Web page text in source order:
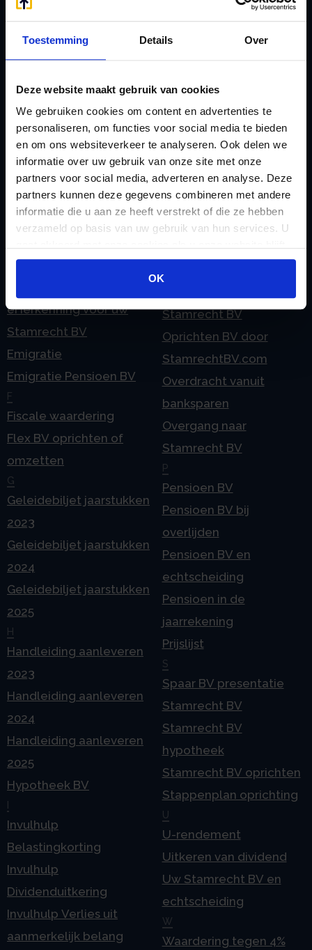
Toestemming Details Over
Deze website maakt gebruik van cookies
We gebruiken cookies om content en advertenties te
personaliseren, om functies voor social media te bieden
en om ons websiteverkeer te analyseren. Ook delen we
informatie over uw gebruik van onze site met onze
partners voor social media, adverteren en analyse. Deze
partners kunnen deze gegevens combineren met andere
informatie die u aan ze heeft verstrekt of die ze hebben
verzameld op basis van uw gebruik van hun services. U
gebruiken.
OK
Afkoop Stamrecht
rekeningnummer
Checklist IB 2023 (PDF)
Checklist IB 2023 (Word)
Checklist IB 2024 (PDF)
Checklist IB 2024 (Word)
Checklist IB 2025 (PDF)
Checklist IB 2025 (Word)
eHerkenning voor uw
Stamrecht BV
Emigratie
Emigratie Pensioen BV
F
Fiscale waardering
Flex BV oprichten of
omzetten
G
Geleidebiljet jaarstukken
2023
Geleidebiljet jaarstukken
2024
Geleidebiljet jaarstukken
2025
H
Handleiding aanleveren
2023
Handleiding aanleveren
2024
Handleiding aanleveren
2025
Hypotheek BV
Invulhulp
Belastingkorting
Invulhulp
Dividenduitkering
Invulhulp Verlies uit
aanmerkelijk belang
Lenen van de BV
verzorgen
M
Mogelijkheden
Stamrecht BV
ODV BV
Ontbinden Stamrecht
Stamrecht BV
Oprichten BV door
StamrechtBV.com
Overdracht vanuit
banksparen
Overgang naar
Stamrecht BV
P
Pensioen BV
Pensioen BV bij
overlijden
Pensioen BV en
echtscheiding
Pensioen in de
jaarrekening
Prijslijst
S
Spaar BV presentatie
Stamrecht BV
Stamrecht BV
hypotheek
Stamrecht BV oprichten
Stappenplan oprichting
U
U-rendement
Uitkeren van dividend
Uw Stamrecht BV en
echtscheiding
W
Waardering tegen 4%